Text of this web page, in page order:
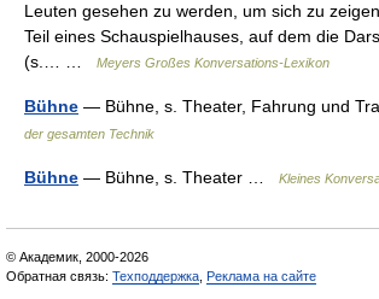
Leuten gesehen zu werden, um sich zu
Teil eines Schauspielhauses, auf dem die
(s.… …
Meyers Großes Konversations-Lexikon
Bühne — Bühne, s. Theater, Fahrung und
der gesamten Technik
Bühne — Bühne, s. Theater … Kleines
© Академик, 2000-2026
Обратная связь: Техподдержка Реклама на сайте